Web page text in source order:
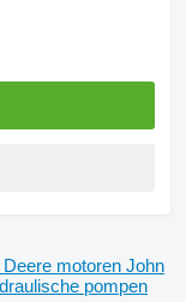
motoren John
pompen